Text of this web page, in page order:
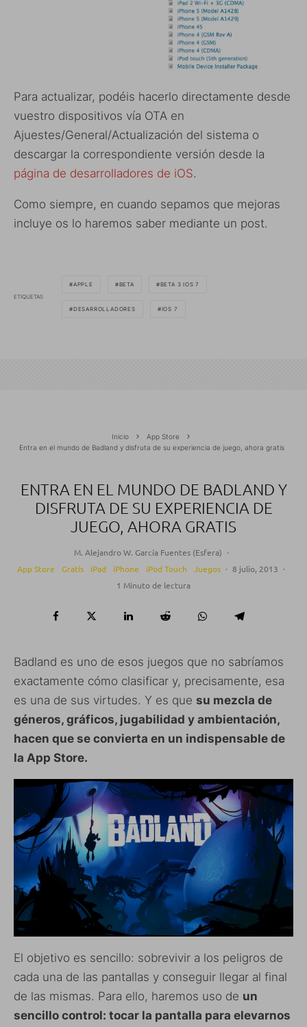
Para actualizar, podéis hacerlo directamente desde
vuestro dispositivos vía OTA en
Ajuestes/General/Actualización del sistema o
descargar la correspondiente versión desde la
página de desarrolladores de iOS.
Como siempre, en cuando sepamos que mejoras
incluye os lo haremos saber mediante un post.
ETIQUETAS
APPLE BETA BETA 3 IOS 7
DESARROLLADORES IOS 7
Inicio
App Store
Entra en el mundo de Badland y disfruta de su experiencia de juego, ahora gratis
ENTRA EN EL MUNDO DE BADLAND Y
DISFRUTA DE SU EXPERIENCIA DE
JUEGO, AHORA GRATIS
M. Alejandro W. García Fuentes (Esfera) ·
App Store
Gratis iPad iPhone iPod Touch Juegos · 8 julio, 2013 ·
1 Minuto de lectura
Badland es uno de esos juegos que no sabríamos
exactamente cómo clasificar y, precisamente, esa
es una de sus virtudes. Y es que su mezcla de
géneros, gráficos, jugabilidad y ambientación,
hacen que se convierta en un indispensable de
la App Store.
El objetivo es sencillo: sobrevivir a los peligros de
cada una de las pantallas y conseguir llegar al final
de las mismas. Para ello, haremos uso de un
sencillo control: tocar la pantalla para elevarnos